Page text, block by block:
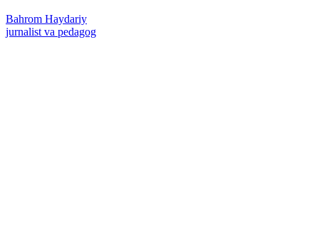
Bahrom Haydariy
jurnalist va pedagog